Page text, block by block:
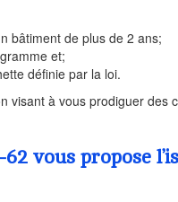
bâtiment de plus de 2 ans;
et;
définie par la loi.
visant à vous prodiguer des
vous propose